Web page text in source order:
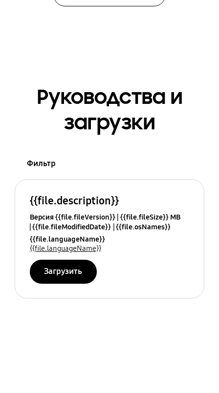
Руководства и
загрузки
Фильтр
{{file.description}}
Версия {{file.fileVersion}} {{file.fileSize}} MB
{{file.fileModifiedDate}} {{file.osNames}}
{{file.languageName}}
{{file.languageName}}
Загрузить